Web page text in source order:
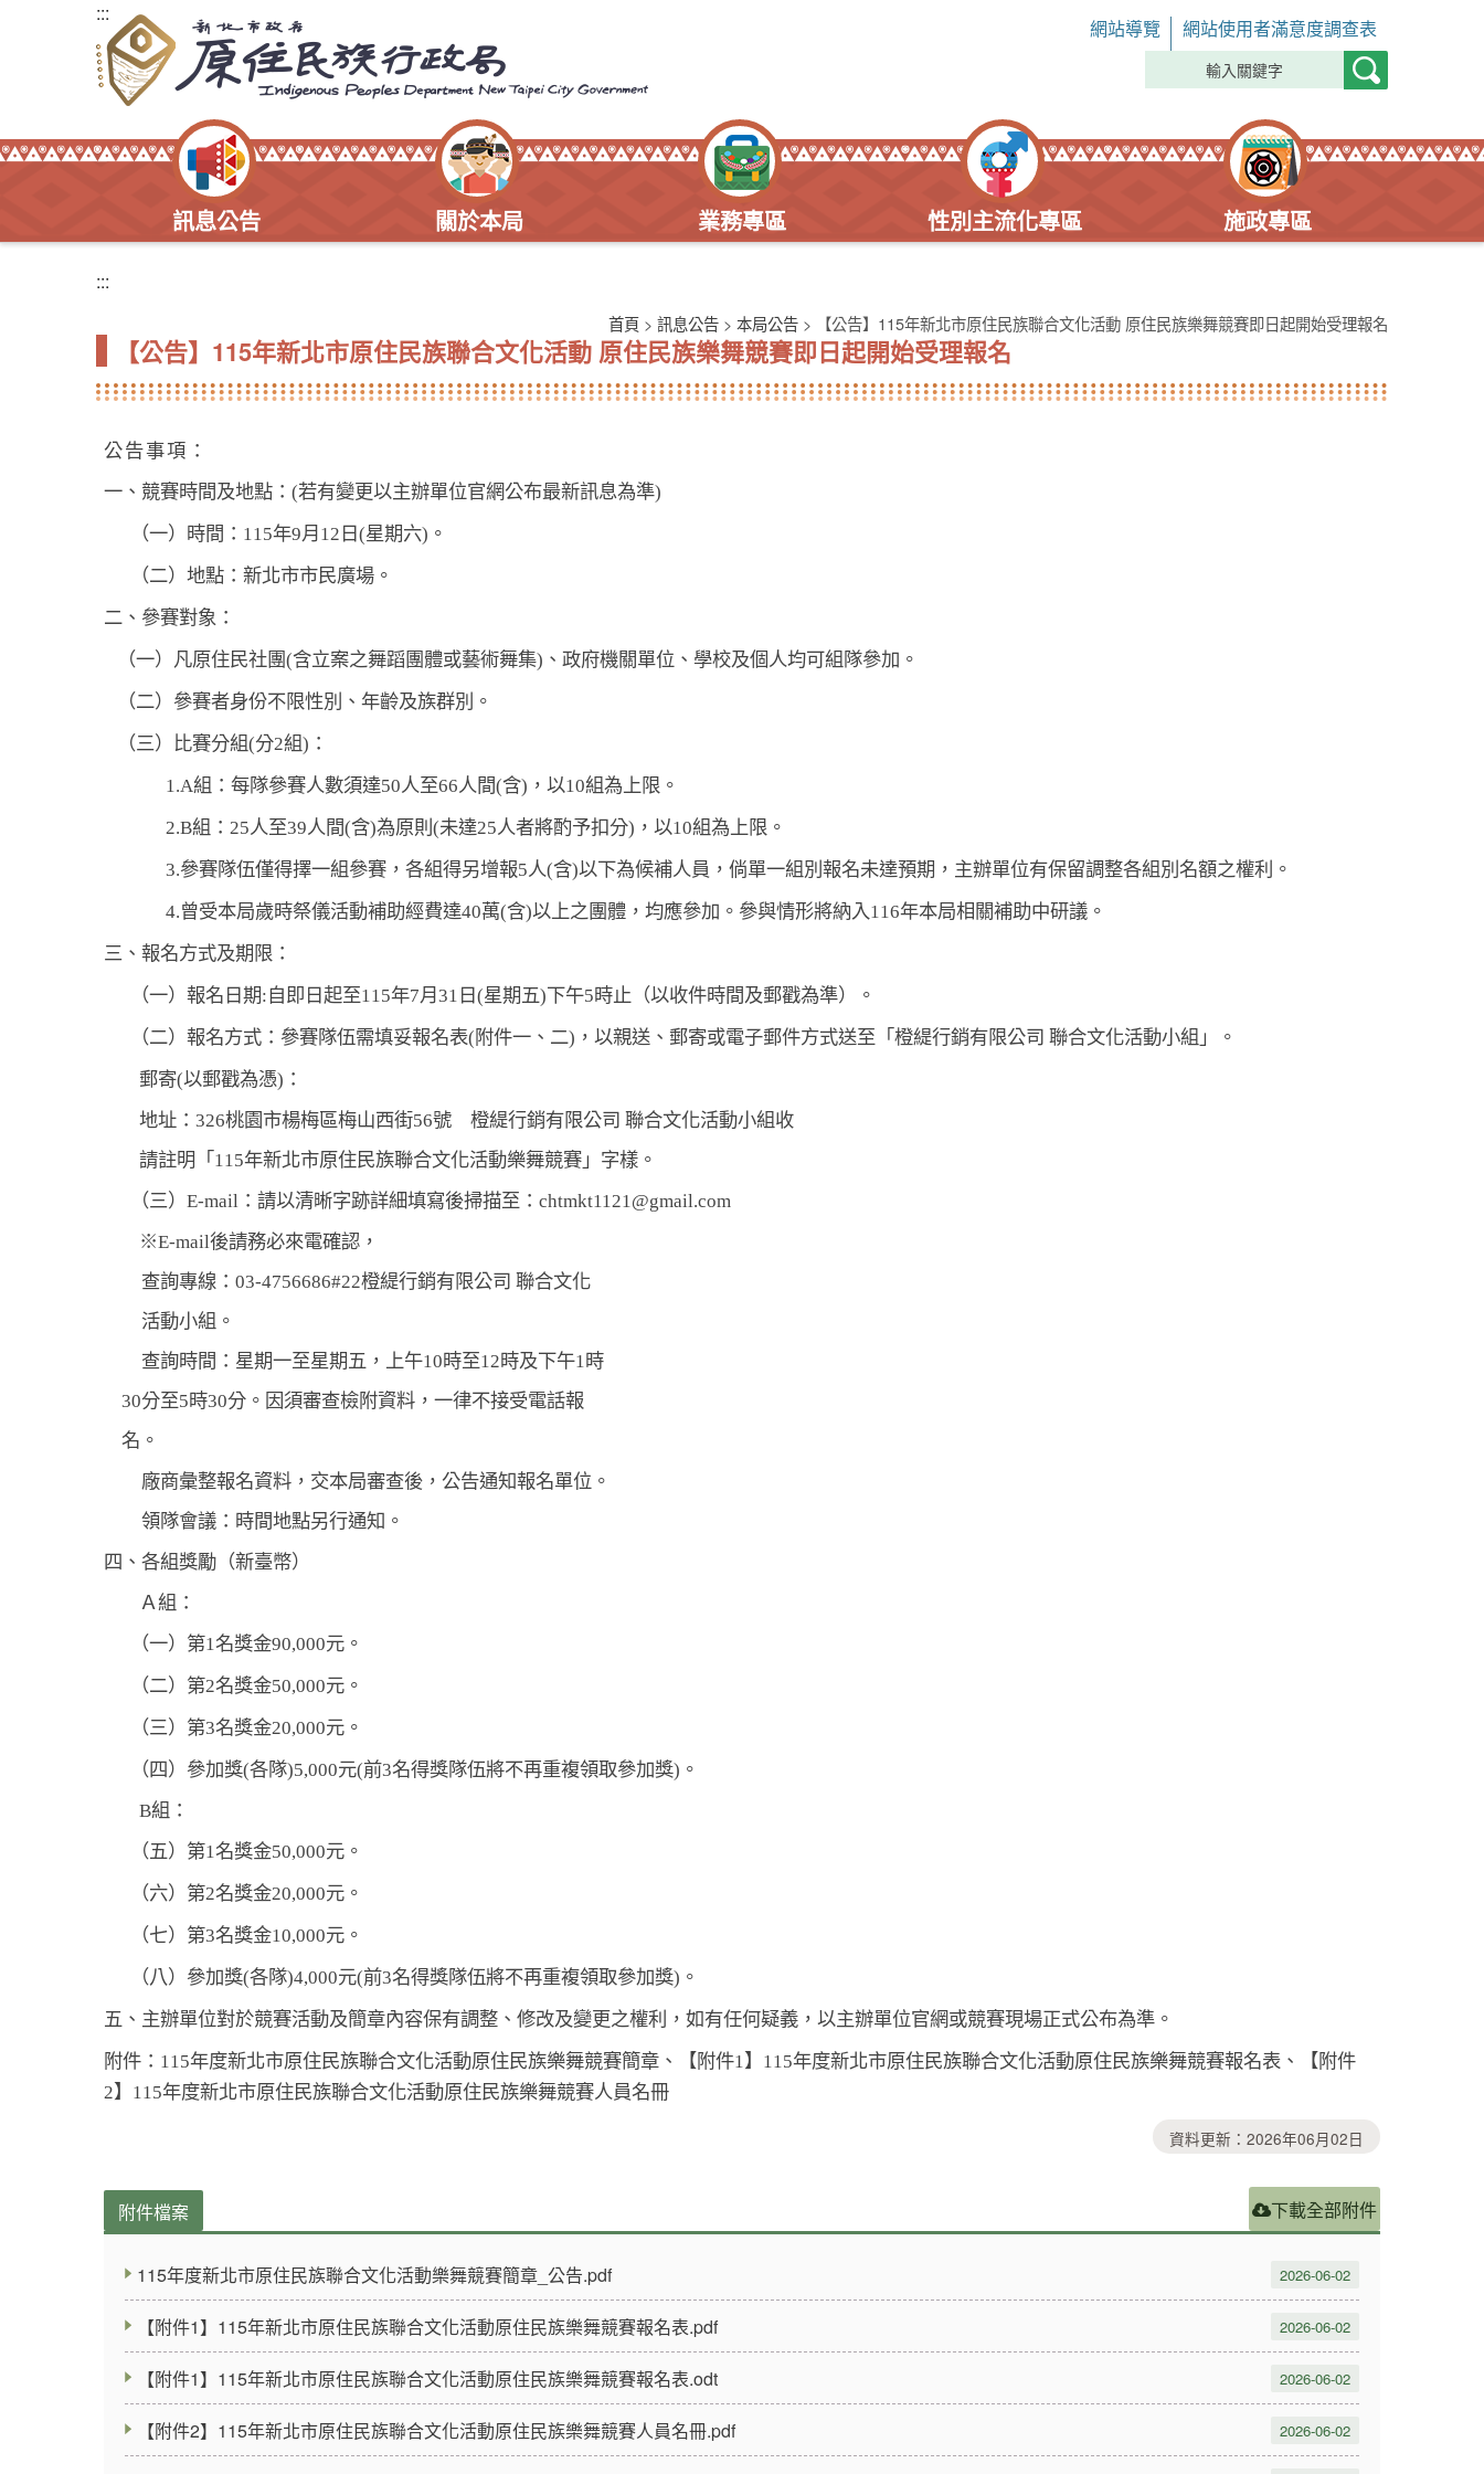
:::
網站導覽 網站使用者滿意度調查表
訊息公告 關於本局 業務專區 性別主流化專區 施政專區
:::
首頁 > 訊息公告 > 本局公告 > 【公告】115年新北市原住民族聯合文化活動 原住民族樂舞競賽即日起開始受理報名
【公告】115年新北市原住民族聯合文化活動 原住民族樂舞競賽即日起開始受理報名
公告事項：
一、競賽時間及地點：(若有變更以主辦單位官網公布最新訊息為準)
（一）時間：115年9月12日(星期六)。
（二）地點：新北市市民廣場。
二、 參賽對象：
（一）凡原住民社團(含立案之舞蹈團體或藝術舞集)、政府機關單位、學校及個人均可組隊參加。
（二）參賽者身份不限性別、年齡及族群別。
（三）比賽分組(分2組)：
1.A組：每隊參賽人數須達50人至66人間(含)，以10組為上限。
2.B組：25人至39人間(含)為原則(未達25人者將酌予扣分)，以10組為上限。
3.參賽隊伍僅得擇一組參賽，各組得另增報5人(含)以下為候補人員，倘單一組別報名未達預期，主辦單位有保留調整各組別名額之權利。
4.曾受本局歲時祭儀活動補助經費達40萬(含)以上之團體，均應參加。參與情形將納入116年本局相關補助中研議。
三、報名方式及期限：
（一） 報名日期:自即日起至115年7月31日(星期五)下午5時止（以收件時間及郵戳為準）。
（二） 報名方式：參賽隊伍需填妥報名表(附件一、二)，以親送、郵寄或電子郵件方式送至「橙緹行銷有限公司 聯合文化活動小組」。
郵寄(以郵戳為憑)：
地址：326桃園市楊梅區梅山西街56號 橙緹行銷有限公司 聯合文化活動小組收
請註明「115年新北市原住民族聯合文化活動樂舞競賽」字樣。
（三）E-mail： 請以清晰字跡詳細填寫後掃描至：chtmkt1121@gmail.com
※E-mail後請務必來電確認，
查詢專線：03-4756686#22橙緹行銷有限公司 聯合文化
活動小組。
查詢時間：星期一至星期五，上午10時至12時及下午1時
30分至5時30分。因須審查檢附資料，一律不接受電話報
名。
廠商彙整報名資料，交本局審查後，公告通知報名單位。
領隊會議：時間地點另行通知。
四 、 各組獎勵（新臺幣）
Ａ組：
（一） 第1名獎金90,000元。
（二） 第2名獎金50,000元。
（三） 第3名獎金20,000元。
（四） 參加獎(各隊)5,000元(前3名得獎隊伍將不再重複領取參加獎)。
B組：
（五） 第1名獎金50,000元。
（六） 第2名獎金20,000元。
（七） 第3名獎金10,000元。
（八） 參加獎(各隊)4,000元(前3名得獎隊伍將不再重複領取參加獎)。
五 、 主辦單位對於競賽活動及簡章內容保有調整、修改及變更之權利，如有任何疑義，以主辦單位官網或競賽現場正式公布為準。
附件：115年度新北市原住民族聯合文化活動原住民族樂舞競賽簡章、【附件1】 115年度新北市原住民族聯合文化活動原住民族樂舞競賽報名表、 【 附件
2】 115年度新北市原住民族聯合文化活動原住民族樂舞競賽人員名冊
資料更新：2026年06月02日
附件檔案 下載全部附件
115年度新北市原住民族聯合文化活動樂舞競賽簡章_公告.pdf 2026-06-02
【附件1】115年新北市原住民族聯合文化活動原住民族樂舞競賽報名表.pdf 2026-06-02
【附件1】115年新北市原住民族聯合文化活動原住民族樂舞競賽報名表.odt 2026-06-02
【附件2】115年新北市原住民族聯合文化活動原住民族樂舞競賽人員名冊.pdf 2026-06-02